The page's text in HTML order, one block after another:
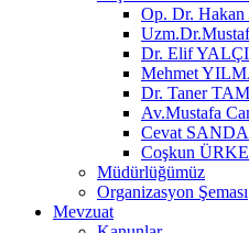
Op. Dr. Hakan
Dr. Elif
Mehmet
Dr. Taner
Av.Mustafa
Cevat
Coşkun
Müdürlüğümüz
Organizasyon Şeması
Mevzuat